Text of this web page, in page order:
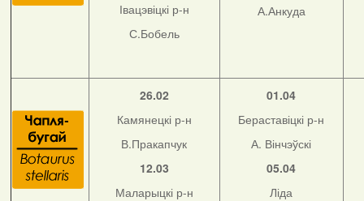
Івацэвіцкі р-н
С.Бобель
А.Анкуда
26.02
Камянецкі р-н
В.Пракапчук
12.03
Маларыцкі р-н
01.04
Бераставіцкі р-н
А. Вінчэўскі
05.04
Ліда